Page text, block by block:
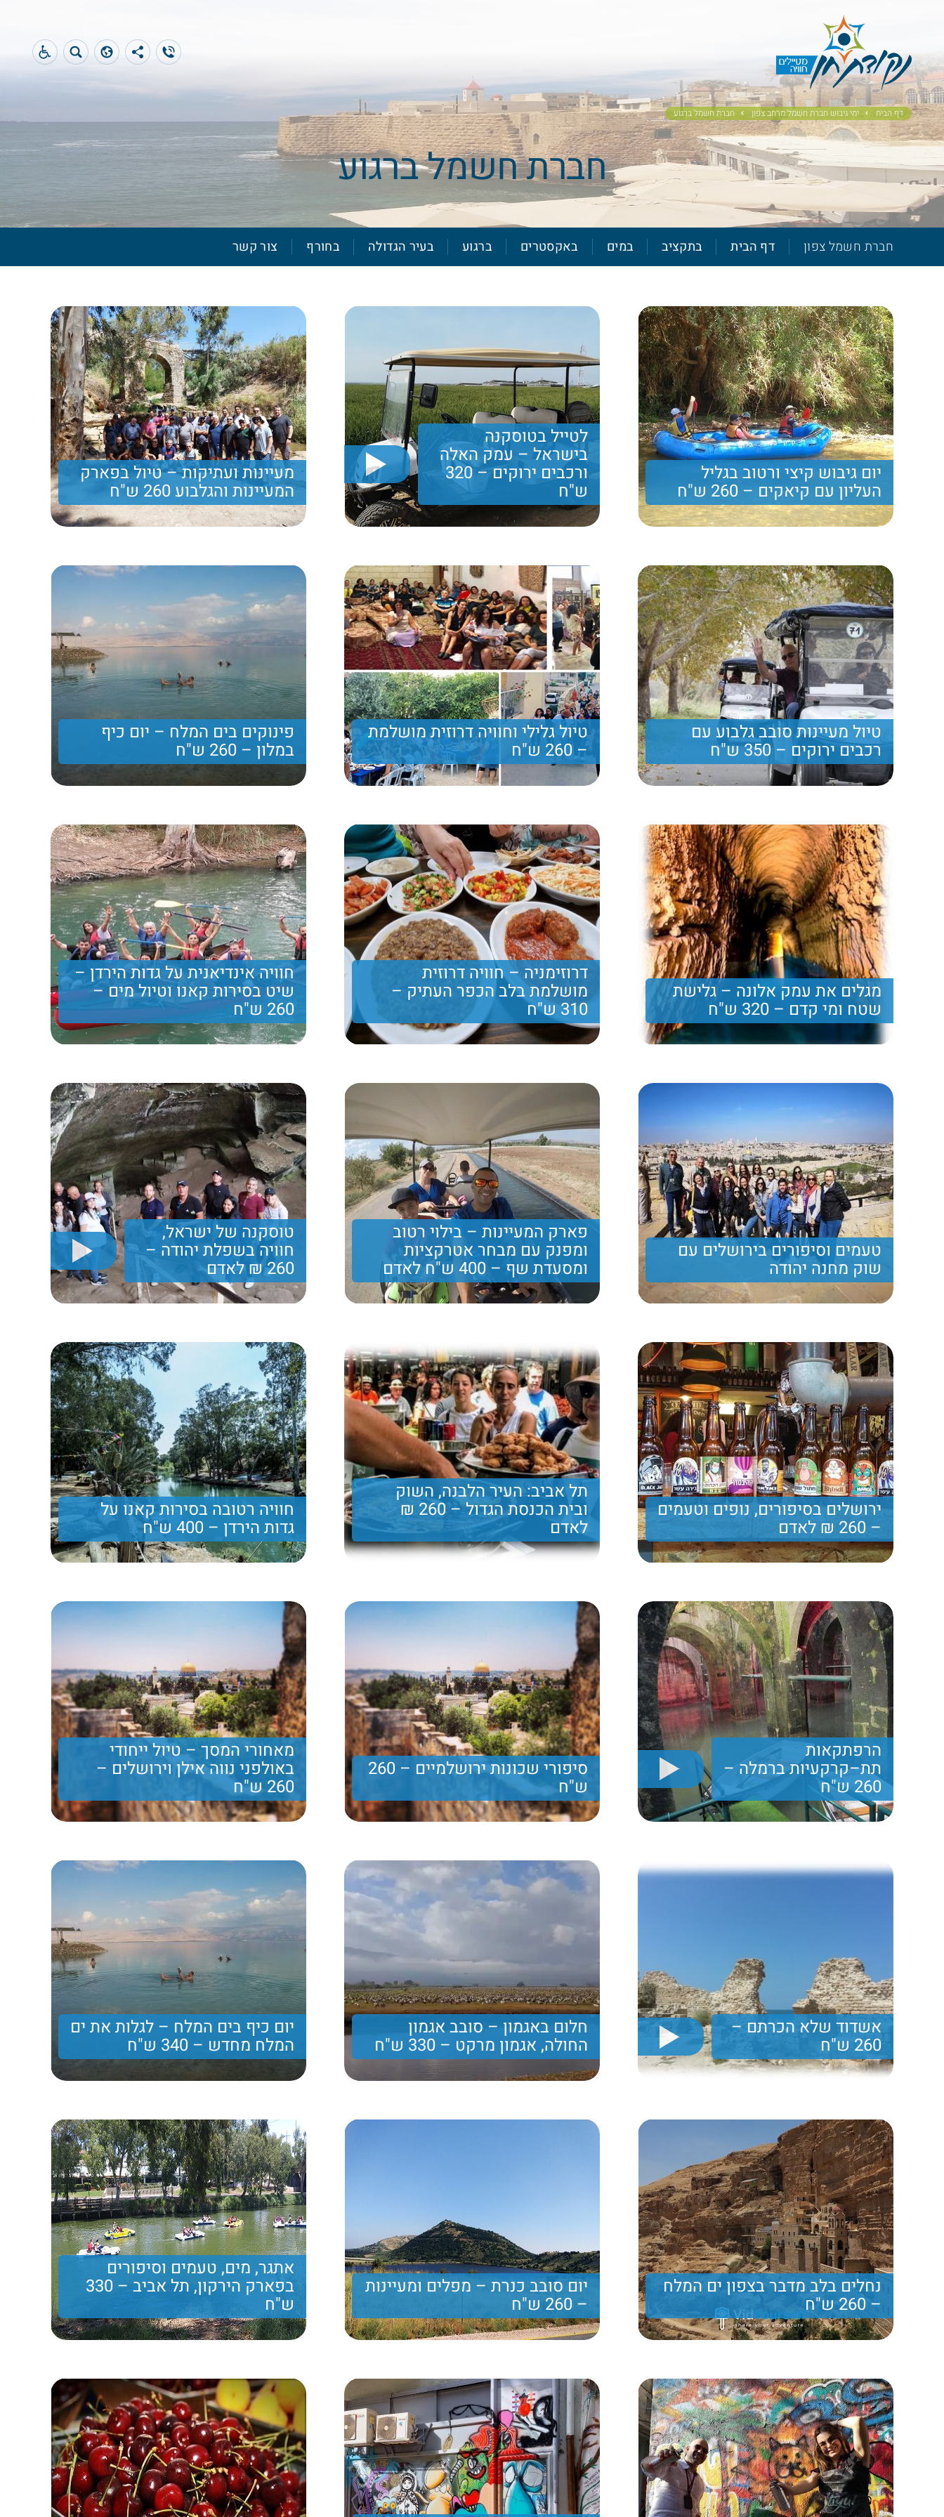
דף הבית ימי גיבוש חברת חשמל מרחב צפון חברת חשמל ברגוע
חברת חשמל ברגוע
חברת חשמל צפון דף הבית בתקציב במים באקסטרים ברגוע בעיר הגדולה בחורף צור קשר
יום גיבוש קיצי ורטוב בגליל
העליון עם קיאקים – 260 ש"ח
יום גיבוש הכולל רפטינג על נהר הירדן, מסלול הליכה
רטוב, ארוחה עשירה והמון כיף
Trip length יום מלא
לטייל בטוסקנה
בישראל – עמק האלה
ורכבים ירוקים – 320
ש"ח
יום גיבוש הכולל רכיבה על אופניים או רכבי גולף, טיול
רגלי וביקור במערות מיוחדות או סדנת קפה או ביקור
Price per person 320 ש"ח
Trip length יום מלא
מעיינות ועתיקות – טיול בפארק
המעיינות והגלבוע 260 ש"ח
מטיול המשלב מסלולי הליכה קלילים ומהנים המשלבים
מים, באזור הכי יפה - בעמק המעיינות, ארוחת צהרים
Price per person
260 ₪
טיול מעיינות סובב גלבוע עם
רכבים ירוקים – 350 ש"ח
מטיול המשלב מסלול הליכה קליל ומהנה, נסיעה עם
רכבי גולף בעמק המעיינות, ארוחת צהרים עשירה ותצפית
Price per person
350 ₪
Trip length יום מלא
טיול גלילי וחוויה דרוזית מושלמת
– 260 ש"ח
חוויה בכרמל עם אירוח דרוזי
פינוקים בים המלח – יום כיף
במלון – 260 ש"ח
יום כיף וארוחת צהריים עשירה ומפנקת במלון בים המלח
מגלים את עמק אלונה – גלישת
שטח ומי קדם – 320 ש"ח
מגלים את עמק אלונה בנסיעת טוק טוק חוויתית ונרטבים
במי קדם
Trip length יום מלא
דרוזימניה – חוויה דרוזית
מושלמת בלב הכפר העתיק –
310 ש"ח
חוויה דרוזית שלמה כולל הופעה המשלבת קטיף או סדנת
צילום, ארוחות מעולות, ביקור וטיול בזכרון יעקב ועוד
Price per person
310
חוויה אינדיאנית על גדות הירדן –
שיט בסירות קאנו וטיול מים –
260 ש"ח
יום גיבוש מיוחד המרכז בתוכו שפע פעילויות לאורך הירדן
הדרומי הקסום, המיוחד והלא מוכר...שיט בסירות קאנו,
Price per person
260 ₪
Trip length יום מלא
טעמים וסיפורים בירושלים עם
שוק מחנה יהודה
סיור בשוק מחנה יהודה ביקור טיול וביקור מרתק
לבחירתכם, ארוחה מצויינת ועוד...
Trip length יום מלא
פארק המעיינות – בילוי רטוב
ומפנק עם מבחר אטרקציות
ומסעדת שף – 400 ש"ח לאדם
יום מקסים מלא פעילויות בפארק המעיינות
טוסקנה של ישראל,
חוויה בשפלת יהודה –
260 ₪ לאדם
יום גיבוש הכולל טיול רגלי וביקור במערות מיוחדות ,
תצפיות וארוחות טובות
Trip length יום מלא
ירושלים בסיפורים, נופים וטעמים
– 260 ₪ לאדם
סיור בשוק מחנה יהודה עם טעימת בוקר בשוק, ביקור
בשכונת נחלאות, העיר העתיקה, הכותל, משכנות שאננים
Price per person
260 ₪
Trip length יום מלא
תל אביב: העיר הלבנה, השוק
ובית הכנסת הגדול – 260 ₪
לאדם
טיול מרתק בתל אביב – העיר הלבנה, השוק ובית הכנסת
Trip length יום מלא
חוויה רטובה בסירות קאנו על
גדות הירדן – 400 ש"ח
יום גיבוש מיוחד המרכז בתוכו שפע פעילויות לאורך הירדן
הדרומי הקסום, המיוחד הלא מוכר...שיט בסירות קאנו,
Price per person
400 ₪
Trip length
הרפתקאות
תת–קרקעיות ברמלה –
260 ש"ח
הרפתקאות תת קרקעיות ברמלה - סירה, מגדלים, שוק
תוסס ועוד...
סיפורי שכונות ירושלמיים – 260
ש"ח
סיפורי שכונות בתוך ליבה של ירושלים
מאחורי המסך – טיול ייחודי
באולפני נווה אילן וירושלים –
260 ש"ח
סיור בשוק מחנה יהודה עם טעימות דוכנים, ביקור בשכונת
נחלאות ותצפית משכונת משכנות שאננים וימין משה אל
Price per person
260 ₪
אשדוד שלא הכרתם –
260 ש"ח
יום גיבוש הכולל טיולים מיוחדים בפארקים וליד הים,
Trip length יום מלא
חלום באגמון – סובב אגמון
החולה, אגמון מרקט – 330 ש"ח
יום קסום באזור אגמון החולה עם טיול לבחירתכם, רכבים
ירוקים וארוחה באגמון מרקט
Trip length יום מלא
יום כיף בים המלח – לגלות את ים
המלח מחדש – 340 ש"ח
מסלול הליכה קליל במים קרירים בלב המדבר, יום כיף
וארוחת צהריים עשירה ומפנקת במלון בים המלח
Trip length יום מלא
נחלים בלב מדבר בצפון ים המלח
– 260 ש"ח
יום נפלא בלב המדבר, טיולים במעיינות, ותצפיות
מרהיבות
Trip length יום מלא
יום סובב כנרת – מפלים ומעיינות
– 260 ש"ח
יום רגוע ברמת הגולן, מתאים בעיקר לחורף והאביב,
מעיינות, מפלים ותצפיות נוף
Trip length יום מלא
אתגר, מים, טעמים וסיפורים
בפארק הירקון, תל אביב – 330
ש"ח
יום כיף באגם פארק הירקון הכולל שיט, טיול ברכב
ממונע ועוד הפתעות